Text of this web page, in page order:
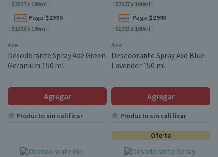
$2327 x 100ml
Paga $2990
$1993 x 100ml
Axe
Desodorante Spray Axe Green
Geranium 150 ml
Agregar
Producto sin calificar
$2327 x 100ml
Paga $2990
$1993 x 100ml
Axe
Desodorante Spray Axe Blue
Lavender 150 ml
Agregar
Producto sin calificar
Oferta